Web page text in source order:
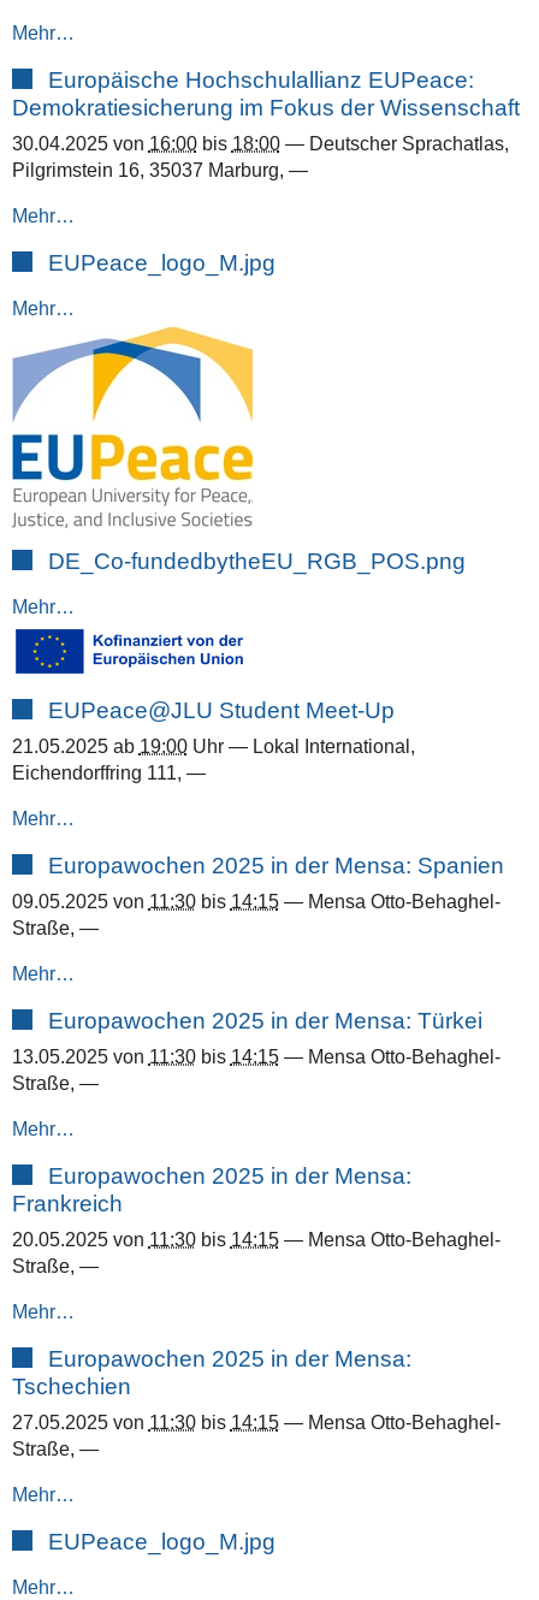
Mehr…
Europäische Hochschulallianz EUPeace:
Demokratiesicherung im Fokus der Wissenschaft
30.04.2025von 16:00bis 18:00 — Deutscher Sprachatlas,
Pilgrimstein 16, 35037 Marburg, —
Mehr…
EUPeace_logo_M.jpg
Mehr…
DE_Co-fundedbytheEU_RGB_POS.png
Mehr…
EUPeace@JLU Student Meet-Up
21.05.2025ab 19:00Uhr — Lokal International,
Eichendorffring 111, —
Mehr…
Europawochen 2025 in der Mensa: Spanien
09.05.2025von 11:30bis 14:15 — Mensa Otto-Behaghel-
Straße, —
Mehr…
Europawochen 2025 in der Mensa: Türkei
13.05.2025von 11:30bis 14:15 — Mensa Otto-Behaghel-
Straße, —
Mehr…
Europawochen 2025 in der Mensa:
Frankreich
20.05.2025von 11:30bis 14:15 — Mensa Otto-Behaghel-
Straße, —
Mehr…
Europawochen 2025 in der Mensa:
Tschechien
27.05.2025von 11:30bis 14:15 — Mensa Otto-Behaghel-
Straße, —
Mehr…
EUPeace_logo_M.jpg
Mehr…